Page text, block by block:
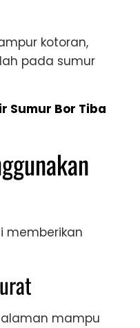
kotoran,
pada sumur
Sumur Bor Tiba
memberikan
mampu